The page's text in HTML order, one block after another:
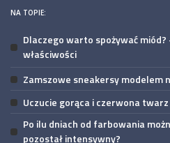
NA TOPIE:
Dlaczego warto spożywać miód?
właściwości
Zamszowe sneakersy modelem
Uczucie gorąca i czerwona
Po ilu dniach od farbowania
pozostał intensywny?